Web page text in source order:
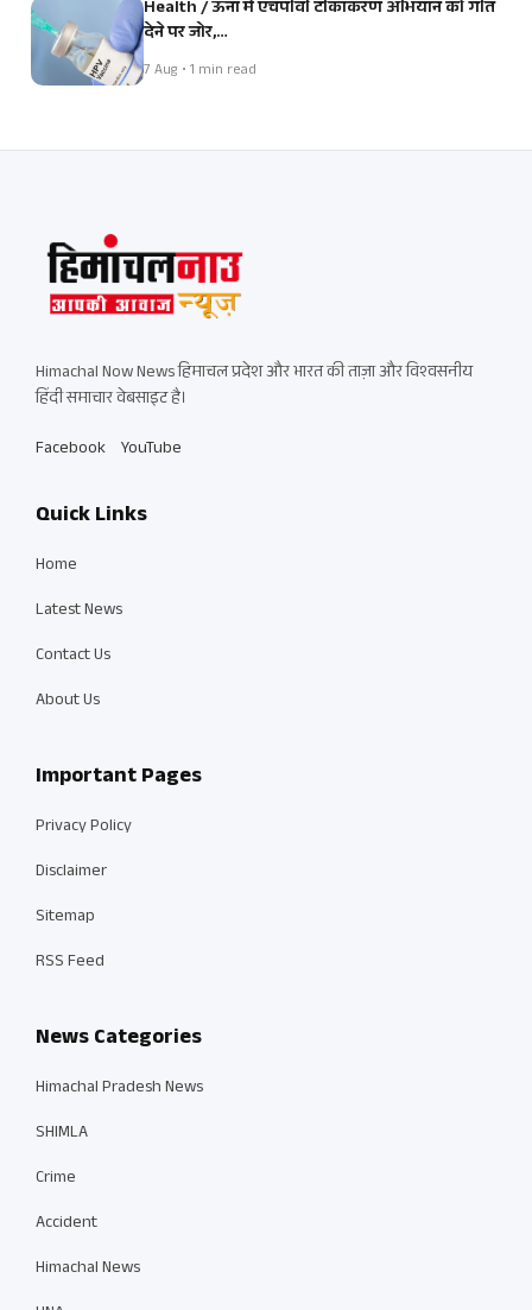
Health / ऊना में एचपीवी टीकाकरण अभियान को गति
देने पर जोर,…
7 Aug • 1 min read
Himachal Now News हिमाचल प्रदेश और भारत की ताज़ा और विश्वसनीय
हिंदी समाचार वेबसाइट है।
Facebook YouTube
Quick Links
Home
Latest News
Contact Us
About Us
Important Pages
Privacy Policy
Disclaimer
Sitemap
RSS Feed
News Categories
Himachal Pradesh News
SHIMLA
Crime
Accident
Himachal News